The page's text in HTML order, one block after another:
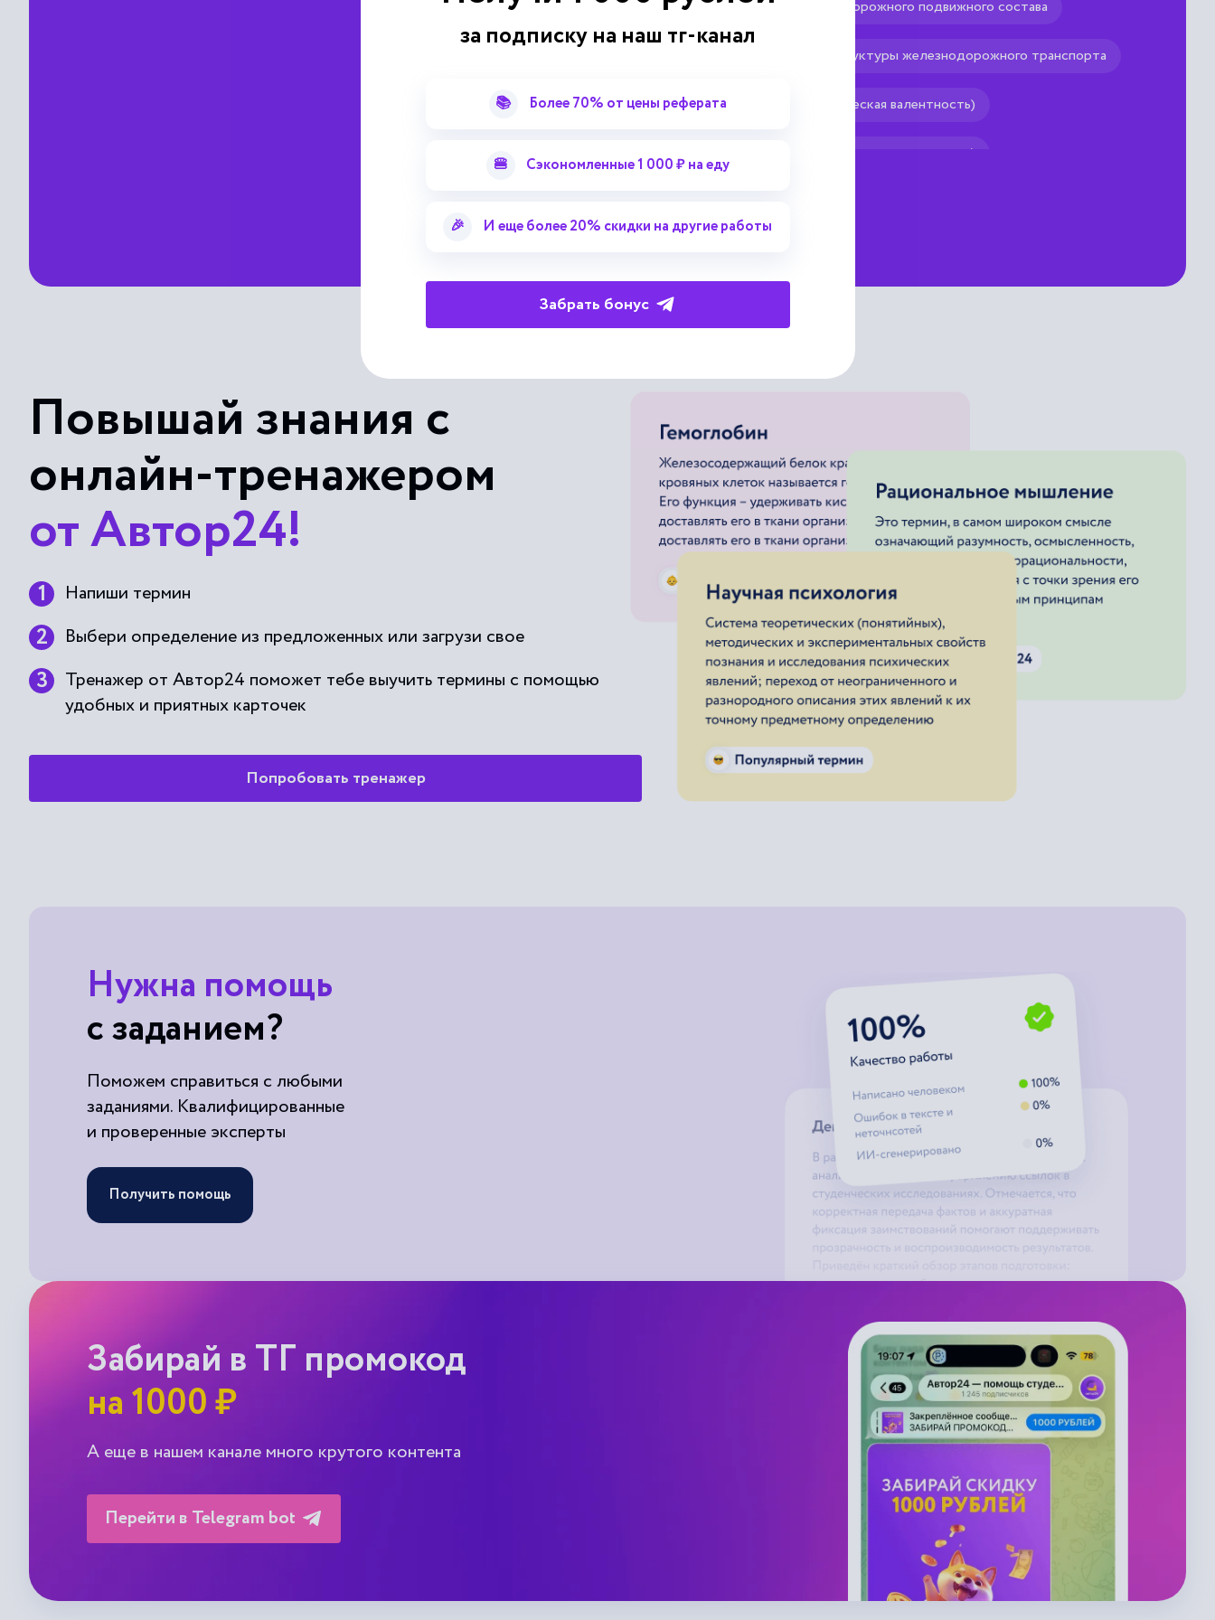
Экологическая безопасность железнодорожного подвижного состава
Экологическая безопасность инфраструктуры железнодорожного транспорта
Экологическая пластичность (экологическая валентность)
Экологическая валентность (экологическая пластичность)
Экологическая пирамида
Равновесие экологическое
Повышай знания с
онлайн-тренажером
от Автор24!
Напиши термин
Выбери определение из предложенных или загрузи свое
Тренажер от Автор24 поможет тебе выучить термины с помощью
удобных и приятных карточек
Попробовать тренажер
Нужна помощь
с заданием?
Поможем справиться с любыми
заданиями. Квалифицированные
и проверенные эксперты
Получить помощь
Забирай в ТГ промокод
на 1000 ₽
А еще в нашем канале много крутого контента
Перейти в Telegram bot
за подписку на наш тг-канал
📚 Более 70% от цены реферата
🍔 Сэкономленные 1 000 ₽ на еду
🎉 И еще более 20% скидки на другие работы
Забрать бонус